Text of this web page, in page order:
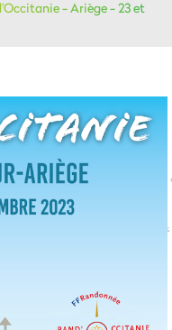
- Ariège - 23 et